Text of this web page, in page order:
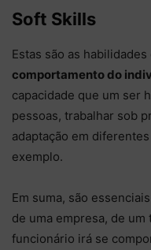
Soft Skills
Estas são as
comportamento do
capacidade que um ser
pessoas, trabalhar sob
adaptação em
exemplo.
Em suma, são
de uma empresa, de
funcionário irá se